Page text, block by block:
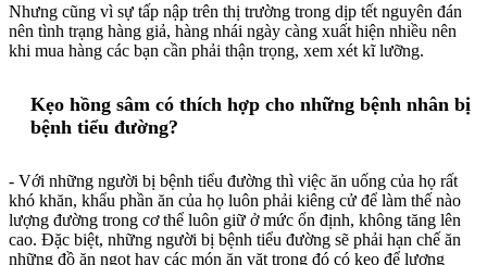
Nhưng cũng vì sự tấp nập trên thị trường trong dịp tết nguyên đán
nên tình trạng hàng giả, hàng nhái ngày càng xuất hiện nhiều nên
khi mua hàng các bạn cần phải thận trọng, xem xét kĩ lưỡng.
Kẹo hồng sâm có thích hợp cho những bệnh nhân bị
bệnh tiểu đường?
- Với những người bị bệnh tiểu đường thì việc ăn uống của họ rất
khó khăn, khẩu phần ăn của họ luôn phải kiêng cử để làm thế nào
lượng đường trong cơ thể luôn giữ ở mức ổn định, không tăng lên
cao. Đặc biệt, những người bị bệnh tiểu đường sẽ phải hạn chế ăn
những đồ ăn ngọt hay các món ăn vặt trong đó có kẹo để lượng